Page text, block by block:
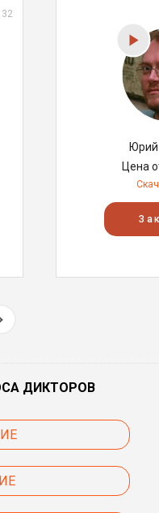
Цена
ДИКТОРОВ